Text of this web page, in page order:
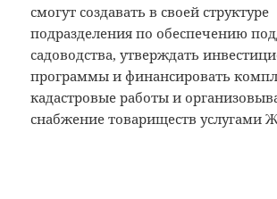
смогут создавать в своей структуре
подразделения по обеспечению
садоводства, утверждать
программы и финансировать
кадастровые работы и
снабжение товариществ услугами